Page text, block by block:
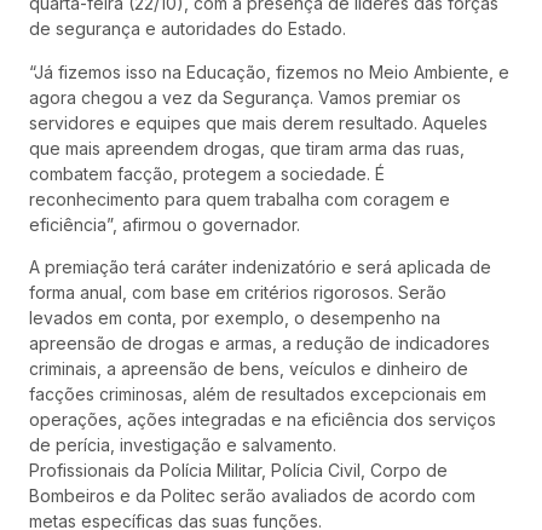
de segurança e autoridades do Estado.
“Já fizemos isso na Educação, fizemos no Meio Ambiente, e
agora chegou a vez da Segurança. Vamos premiar os
servidores e equipes que mais derem resultado. Aqueles
que mais apreendem drogas, que tiram arma das ruas,
combatem facção, protegem a sociedade. É
reconhecimento para quem trabalha com coragem e
eficiência”, afirmou o governador.
A premiação terá caráter indenizatório e será aplicada de
forma anual, com base em critérios rigorosos. Serão
levados em conta, por exemplo, o desempenho na
apreensão de drogas e armas, a redução de indicadores
criminais, a apreensão de bens, veículos e dinheiro de
facções criminosas, além de resultados excepcionais em
operações, ações integradas e na eficiência dos serviços
de perícia, investigação e salvamento.
Profissionais da Polícia Militar, Polícia Civil, Corpo de
Bombeiros e da Politec serão avaliados de acordo com
metas específicas das suas funções.